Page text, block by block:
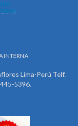
INTERNA
Lima-Perú Telf.
5396.